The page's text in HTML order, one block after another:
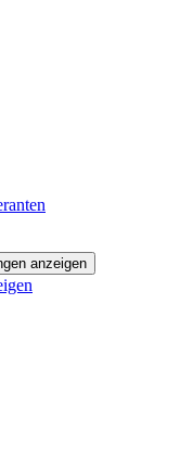
anzeigen